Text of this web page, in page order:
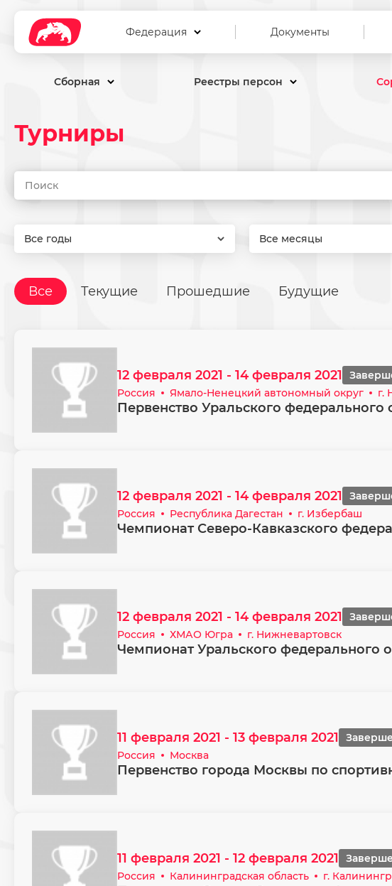
Федерация Документы
Сборная Реестры персон
Турниры
Все годы Все месяцы
Все Текущие Прошедшие Будущие
12 февраля 2021 - 14 февраля 2021
Россия
Ямало-Ненецкий автономный округ г.
Первенство Уральского
12 февраля 2021 - 14 февраля 2021
Россия
Республика Дагестан г. Избербаш
Чемпионат Северо-Кавказского
12 февраля 2021 - 14 февраля 2021
Россия
ХМАО Югра г. Нижневартовск
Чемпионат Уральского федерального
11 февраля 2021 - 13 февраля 2021
Россия
Москва
Первенство города Москвы по
11 февраля 2021 - 12 февраля 2021
Россия
Калининградская область г.